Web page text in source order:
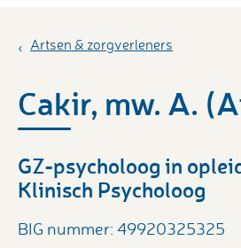
Artsen & zorgverleners
Cakir, mw. A.
GZ-psycholoog in
Klinisch Psycholoog
BIG nummer: 49920325325